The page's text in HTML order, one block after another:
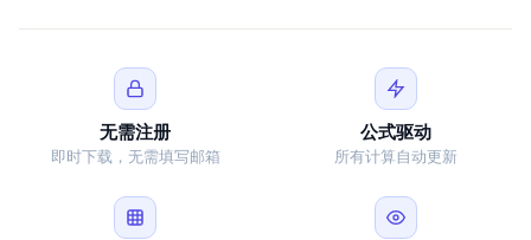
无需注册
即时下载，无需填写邮箱
公式驱动
所有计算自动更新